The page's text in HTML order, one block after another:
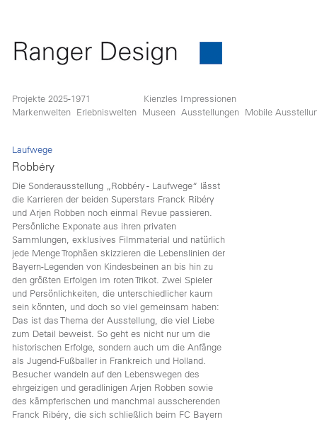
Projekte 2025-1971
Kienzles Impressionen
Markenwelten Erlebniswelten Museen Ausstellungen Mobile
Laufwege
Robbéry
Die Sonderausstellung „Robbéry - Laufwege“ lässt
die Karrieren der beiden Superstars Franck Ribéry
und Arjen Robben noch einmal Revue passieren.
Persönliche Exponate aus ihren privaten
Sammlungen, exklusives Filmmaterial und natürlich
jede Menge Trophäen skizzieren die Lebenslinien der
Bayern-Legenden von Kindesbeinen an bis hin zu
den größten Erfolgen im roten Trikot. Zwei Spieler
und Persönlichkeiten, die unterschiedlicher kaum
sein könnten, und doch so viel gemeinsam haben:
Das ist das Thema der Ausstellung, die viel Liebe
zum Detail beweist. So geht es nicht nur um die
historischen Erfolge, sondern auch um die Anfänge
als Jugend-Fußballer in Frankreich und Holland.
Besucher wandeln auf den Lebenswegen des
ehrgeizigen und geradlinigen Arjen Robben sowie
des kämpferischen und manchmal ausscherenden
Franck Ribéry, die sich schließlich beim FC Bayern